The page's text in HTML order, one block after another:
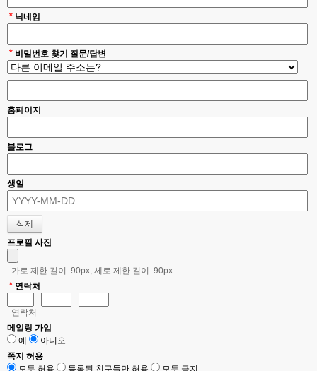
* 닉네임
* 비밀번호 찾기 질문/답변
홈페이지
블로그
생일
프로필 사진
가로 제한 길이: 90px, 세로 제한 길이: 90px
* 연락처
-
-
연락처
메일링 가입
예
아니오
쪽지 허용
모두 허용
등록된 친구들만 허용 모두 금지